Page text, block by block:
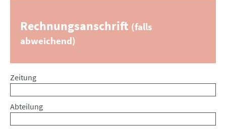
Rechnungsanschrift (falls
abweichend)
Zeitung
Abteilung